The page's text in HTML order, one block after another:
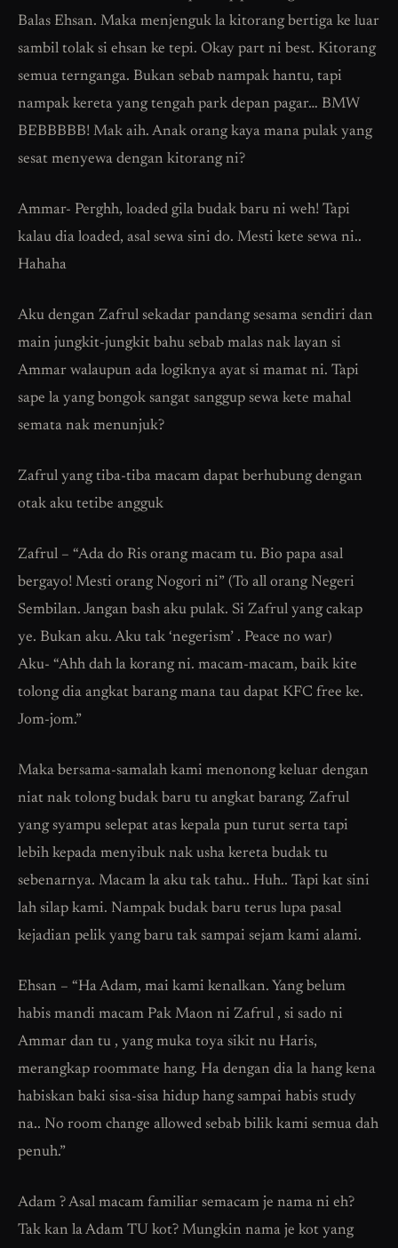
Balas Ehsan. Maka menjenguk la kitorang bertiga ke luar
sambil tolak si ehsan ke tepi. Okay part ni best. Kitorang
semua ternganga. Bukan sebab nampak hantu, tapi
nampak kereta yang tengah park depan pagar… BMW
BEBBBBB! Mak aih. Anak orang kaya mana pulak yang
sesat menyewa dengan kitorang ni?
Ammar- Perghh, loaded gila budak baru ni weh! Tapi
kalau dia loaded, asal sewa sini do. Mesti kete sewa ni..
Hahaha
Aku dengan Zafrul sekadar pandang sesama sendiri dan
main jungkit-jungkit bahu sebab malas nak layan si
Ammar walaupun ada logiknya ayat si mamat ni. Tapi
sape la yang bongok sangat sanggup sewa kete mahal
semata nak menunjuk?
Zafrul yang tiba-tiba macam dapat berhubung dengan
otak aku tetibe angguk
Zafrul – “Ada do Ris orang macam tu. Bio papa asal
bergayo! Mesti orang Nogori ni” (To all orang Negeri
Sembilan. Jangan bash aku pulak. Si Zafrul yang cakap
ye. Bukan aku. Aku tak ‘negerism’ . Peace no war)
Aku- “Ahh dah la korang ni. macam-macam, baik kite
tolong dia angkat barang mana tau dapat KFC free ke.
Jom-jom.”
Maka bersama-samalah kami menonong keluar dengan
niat nak tolong budak baru tu angkat barang. Zafrul
yang syampu selepat atas kepala pun turut serta tapi
lebih kepada menyibuk nak usha kereta budak tu
sebenarnya. Macam la aku tak tahu.. Huh.. Tapi kat sini
lah silap kami. Nampak budak baru terus lupa pasal
kejadian pelik yang baru tak sampai sejam kami alami.
Ehsan – “Ha Adam, mai kami kenalkan. Yang belum
habis mandi macam Pak Maon ni Zafrul , si sado ni
Ammar dan tu , yang muka toya sikit nu Haris,
merangkap roommate hang. Ha dengan dia la hang kena
habiskan baki sisa-sisa hidup hang sampai habis study
na.. No room change allowed sebab bilik kami semua dah
penuh.”
Adam ? Asal macam familiar semacam je nama ni eh?
Tak kan la Adam TU kot? Mungkin nama je kot yang